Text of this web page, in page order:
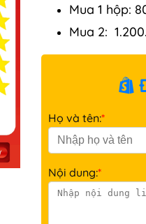
Mua 1 hộp:
Mua 2:
Họ và tên:*
Nội dung:*